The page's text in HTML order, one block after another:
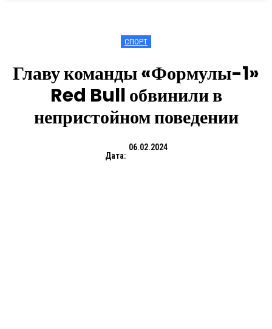
СПОРТ
Главу команды «Формулы-1»
Red Bull обвинили в
непристойном поведении
Дата:
06.02.2024